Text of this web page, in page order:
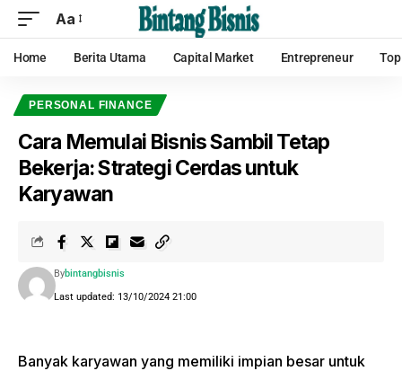
Aa
Home Berita Utama Capital Market Entrepreneur
PERSONAL FINANCE
Cara Memulai Bisnis Sambil Tetap
Bekerja: Strategi Cerdas untuk
Karyawan
Last updated: 13/10/2024 21:00
Bybintangbisnis
Banyak karyawan yang memiliki impian besar untuk